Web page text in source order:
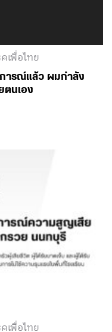
เพื่อไทย
การณ์แล้ว ผมกำลัง
ตนเอง
เพื่อไทย